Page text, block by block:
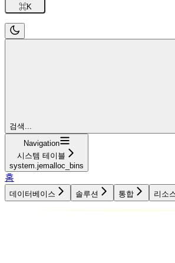
⌘K
검색...
Navigation
시스템 테이블
system.jemalloc_bins
홈
데이터베이스 솔루션 통합 리소